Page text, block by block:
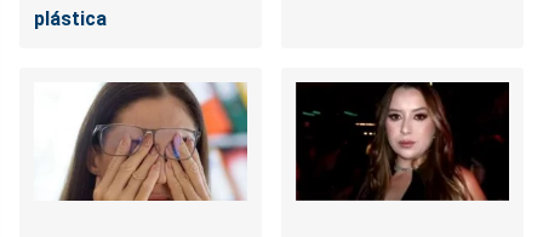
plástica